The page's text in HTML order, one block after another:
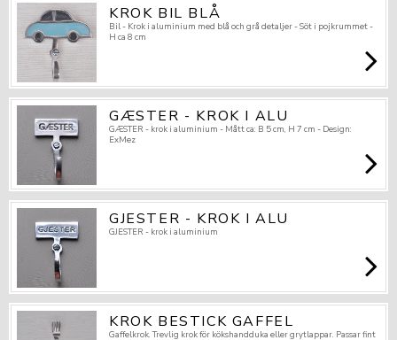
KROK BIL BLÅ
Bil - Krok i aluminium med blå och grå detaljer - Söt i pojkrummet -
H ca 8 cm
GÆSTER - KROK I ALU
GÆSTER - krok i aluminium - Mått ca: B 5 cm, H 7 cm - Design:
ExMez
GJESTER - KROK I ALU
GJESTER - krok i aluminium
KROK BESTICK GAFFEL
Gaffelkrok. Trevlig krok för kökshandduka eller grytlappar. Passar fint